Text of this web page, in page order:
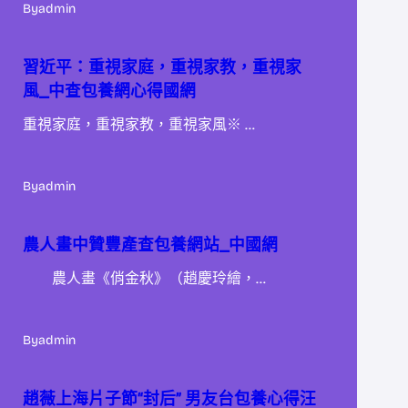
Byadmin
習近平：重視家庭，重視家教，重視家
風_中查包養網心得國網
重視家庭，重視家教，重視家風※ …
Byadmin
農人畫中贊豐產查包養網站_中國網
農人畫《俏金秋》（趙慶玲繪，…
Byadmin
趙薇上海片子節“封后” 男友台包養心得汪